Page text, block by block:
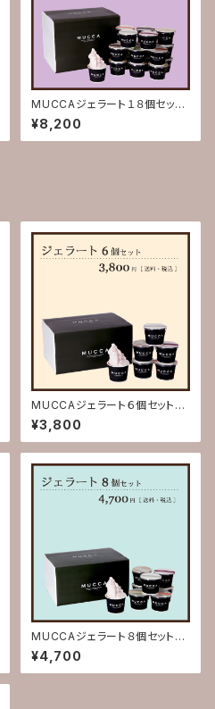
MUCCAジェラート１８個セット
(送料込)【お歳暮 お中元 誕
生日お祝い 内祝い 出産祝
い 結婚祝い 記念日 賞品
¥8,200
MUCCAジェラート６個セット
(送料込)【お歳暮 お中元 誕
生日お祝い 内祝い 出産祝
い 結婚祝い 記念日 賞品
お返し】
¥3,800
MUCCAジェラート８個セット
(送料込)【お歳暮 お中元 誕
生日お祝い 内祝い 出産祝
い 結婚祝い 記念日 賞品
¥4,700